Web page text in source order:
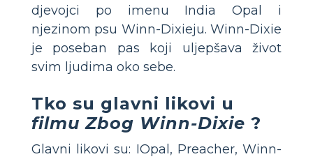
djevojci po imenu India Opal i
njezinom psu Winn-Dixieju. Winn-Dixie
je poseban pas koji uljepšava život
svim ljudima oko sebe.
Tko su glavni likovi u
filmu Zbog Winn-Dixie ?
Glavni likovi su: IOpal, Preacher, Winn-